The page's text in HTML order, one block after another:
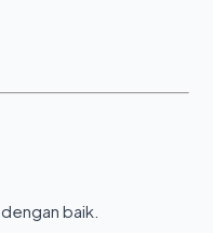
baik.